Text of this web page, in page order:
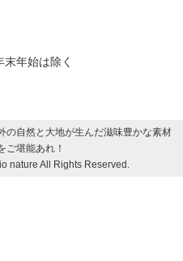
年始は除く
自然と大地が生んだ滋味豊かな素材
ご堪能あれ！
nature All Rights Reserved.